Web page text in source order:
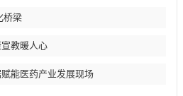
桥梁
教暖人心
能医药产业发展现场